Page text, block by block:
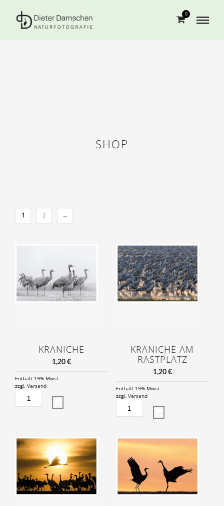
0
SHOP
1 2 →
KRANICHE
1,20€
Enthält 19% Mwst.
zzgl. Versand
KRANICHE
MENGE
KRANICHE AM
RASTPLATZ
1,20 €
Enthält 19% Mwst.
zzgl. Versand
KRANICHE
AM